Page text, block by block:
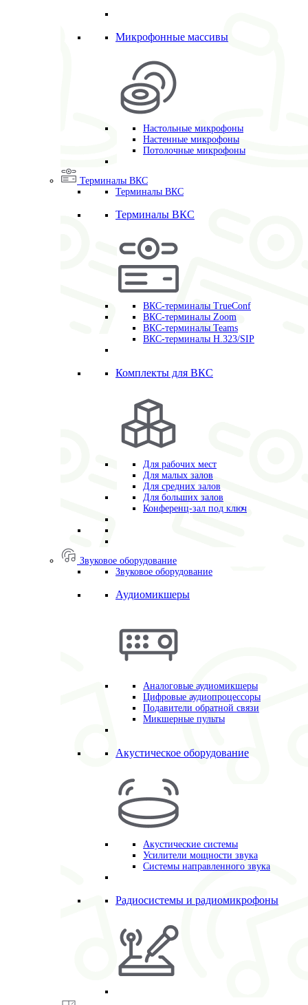
Микрофонные массивы
Настольные микрофоны
Настенные микрофоны
Потолочные микрофоны
Терминалы ВКС
Терминалы ВКС
Терминалы ВКС
ВКС-терминалы TrueConf
ВКС-терминалы Zoom
ВКС-терминалы Teams
ВКС-терминалы H.323/SIP
Комплекты для ВКС
Для рабочих мест
Для малых залов
Для средних залов
Для больших залов
Конференц-зал под ключ
Звуковое оборудование
Звуковое оборудование
Аудиомикшеры
Аналоговые аудиомикшеры
Цифровые аудиопроцессоры
Подавители обратной связи
Микшерные пульты
Акустическое оборудование
Акустические системы
Усилители мощности звука
Системы направленного звука
Радиосистемы и радиомикрофоны